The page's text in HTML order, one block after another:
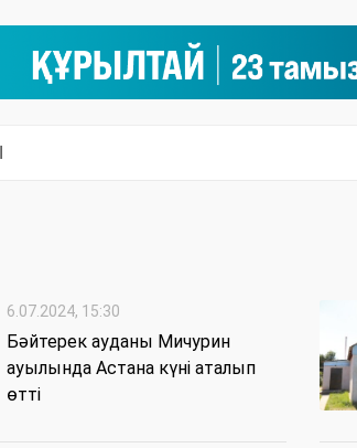
6.07.2024, 15:30
Бәйтерек ауданы Мичурин
ауылында Астана күні аталып
өтті